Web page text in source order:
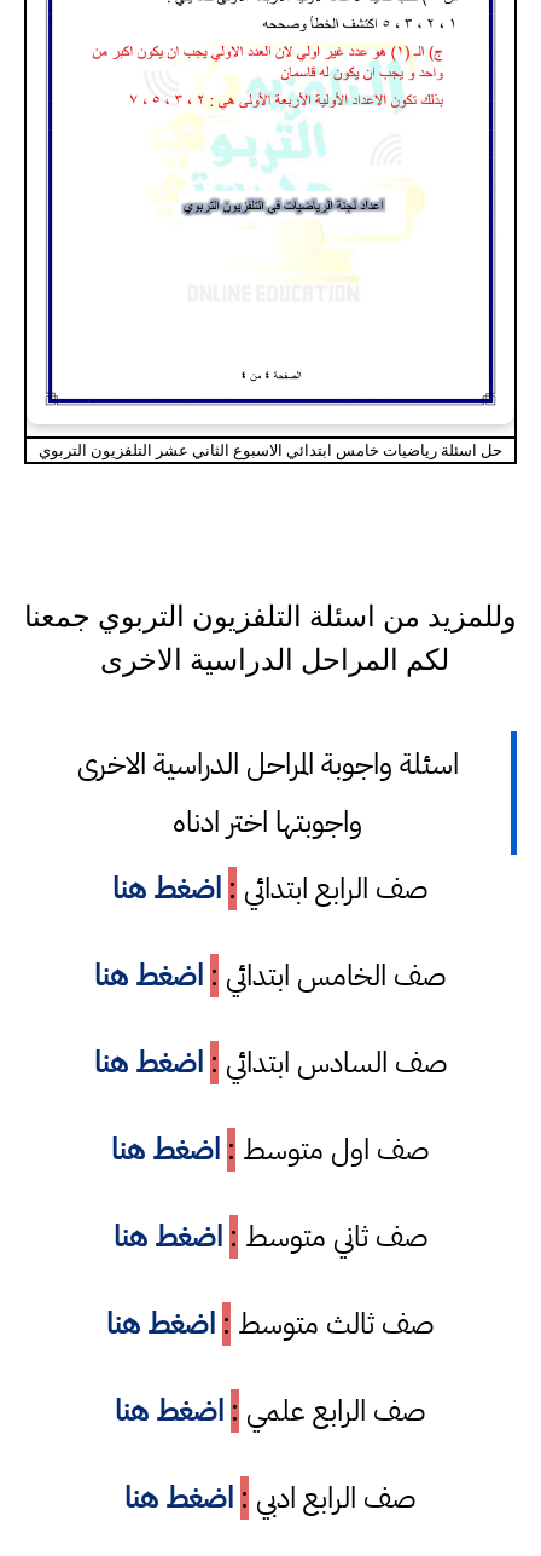
حل اسئلة رياضيات خامس ابتدائي الاسبوع الثاني عشر التلفزيون التربوي
وللمزيد من اسئلة التلفزيون التربوي جمعنا
لكم المراحل الدراسية الاخرى
اسئلة واجوبة المراحل الدراسية الاخرى
واجوبتها اختر ادناه
صف الرابع ابتدائي : اضغط هنا
صف الخامس ابتدائي : اضغط هنا
صف السادس ابتدائي : اضغط هنا
صف اول متوسط : اضغط هنا
صف ثاني متوسط : اضغط هنا
صف ثالث متوسط : اضغط هنا
صف الرابع علمي : اضغط هنا
صف الرابع ادبي : اضغط هنا